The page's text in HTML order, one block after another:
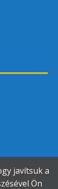
javítsuk a
Ön